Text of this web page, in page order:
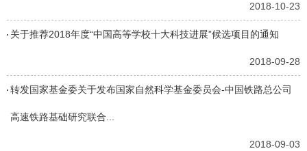
2018-10-23
关于推荐2018年度“中国高等学校十大科技进展”候选项目的通知
2018-09-28
转发国家基金委关于发布国家自然科学基金委员会-中国铁路总公司
高速铁路基础研究联合...
2018-09-03